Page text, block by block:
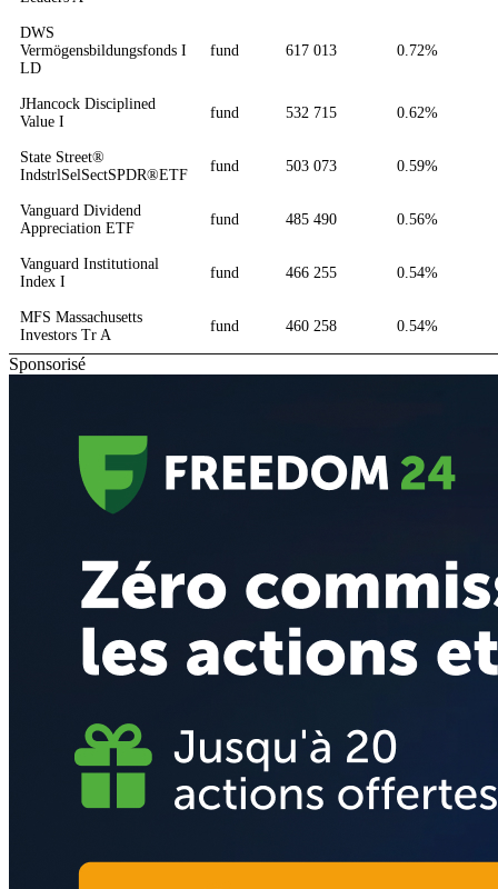
DWS
Vermögensbildungsfonds I
LD
fund 617 013 0.72%
JHancock Disciplined
Value I
fund 532 715 0.62%
State Street®
IndstrlSelSectSPDR®ETF
fund 503 073 0.59%
Vanguard Dividend
Appreciation ETF
fund 485 490 0.56%
Vanguard Institutional
Index I
fund 466 255 0.54%
MFS Massachusetts
Investors Tr A
fund 460 258 0.54%
Sponsorisé